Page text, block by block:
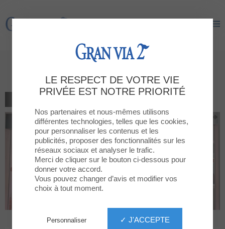
Gran Via 2
LE RESPECT DE VOTRE VIE
PRIVÉE EST NOTRE PRIORITÉ
Nos partenaires et nous-mêmes utilisons
différentes technologies, telles que les cookies,
pour personnaliser les contenus et les
publicités, proposer des fonctionnalités sur les
réseaux sociaux et analyser le trafic.
Merci de cliquer sur le bouton ci-dessous pour
donner votre accord.
Vous pouvez changer d’avis et modifier vos
choix à tout moment.
✓ J'ACCEPTE
Personnaliser